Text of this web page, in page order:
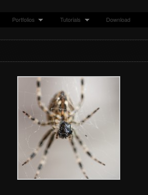
Portfolios Tutorials Download